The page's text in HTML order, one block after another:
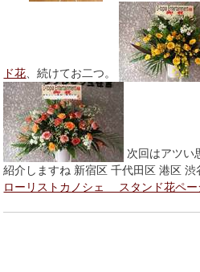
ド花 、続けてお二つ。
次回はアツい
紹介しますね 新宿区 千代田区 港区
ローリストカノシェ スタンド花ペー